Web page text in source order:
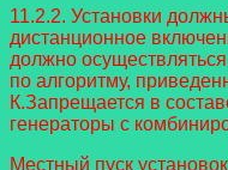
11.2.2. Установки
дистанционное
должно
по алгоритму,
К.Запрещается в
генераторы с
Местный пуск